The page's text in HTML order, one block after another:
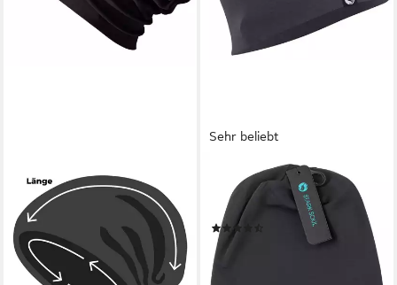
Sehr beliebt
STARK SOUL®
Beanie Unisex in angenehmer
Baumwoll-Jersey-Qualität
9,95 €
lieferbar - in 3-4 Werktagen bei dir